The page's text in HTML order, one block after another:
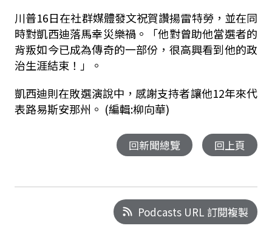
川普16日在社群媒體發文祝賀讚揚雷特勞，並在同
時對凱西迪落馬幸災樂禍。「他對曾助他當選者的
背叛如今已成為傳奇的一部份，很高興看到他的政
治生涯結束！」。
凱西迪則在敗選演說中，感謝支持者讓他12年來代
表路易斯安那州。 (編輯:柳向華)
回新聞總覽 回上頁
Podcasts URL 訂閱複製